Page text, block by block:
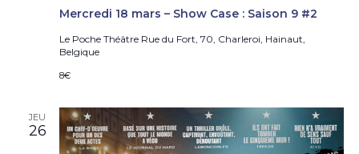
Mercredi 18 mars – Show Case : Saison 9 #2
Le Poche Théâtre Rue du Fort, 70, Charleroi, Hainaut,
Belgique
8€
JEU
26